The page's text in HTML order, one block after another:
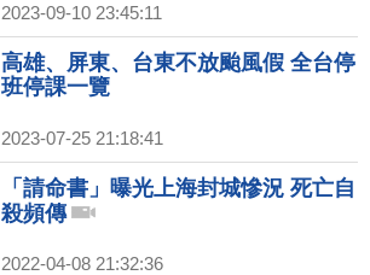
2023-09-10 23:45:11
高雄、屏東、台東不放颱風假 全台停
班停課一覽
2023-07-25 21:18:41
「請命書」曝光上海封城慘況 死亡自
殺頻傳
2022-04-08 21:32:36